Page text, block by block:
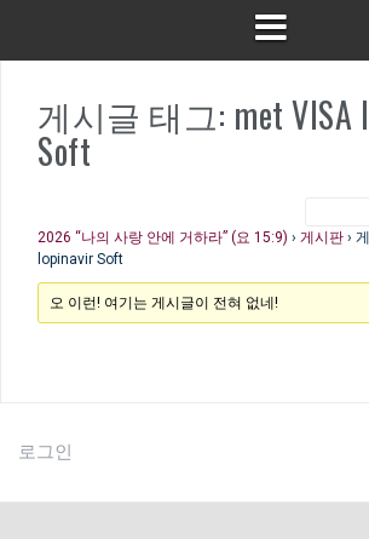
게시글 태그: met VISA
Soft
2026 “나의 사랑 안에 거하라” (요 15:9) › 게시판 ›
lopinavir Soft
오 이런! 여기는 게시글이 전혀 없네!
로그인